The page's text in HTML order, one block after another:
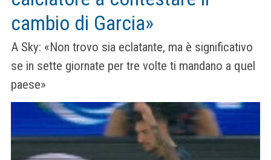
cambio di Garcia»
A Sky: «Non trovo sia eclatante, ma è significativo
se in sette giornate per tre volte ti mandano a quel
paese»